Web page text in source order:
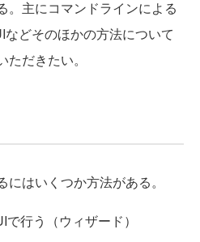
。主にコマンドラインによる
どそのほかの方法について
だきたい。
はいくつか方法がある。
行う（ウィザード）